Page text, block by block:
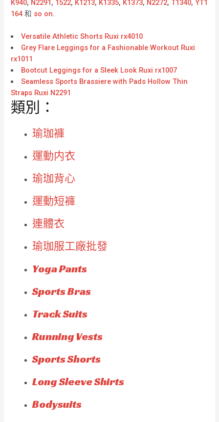
K940, N2291 , 1522, K1213, K1335, K1373, N2272, T1340, YT1
164 和 so on.
Versatile Athletic Shorts Ruxi rx4010
Grey Flare Leggings for a Fashionable Workout Ruxi
rx1011
Bootcut Leggings for a Sleek Look Ruxi rx1007
Seamless Sports Brassiere with Pads Hollow Thin
Straps Ruxi N2291
類別：
瑜珈褲
運動内衣
瑜珈背心
運動短褲
連體衣
瑜珈服工廠批發
Yoga Pants
Sports Bras
Track Suits
Running Vests
Sports Shorts
Long Sleeve Shirts
Bodysuits